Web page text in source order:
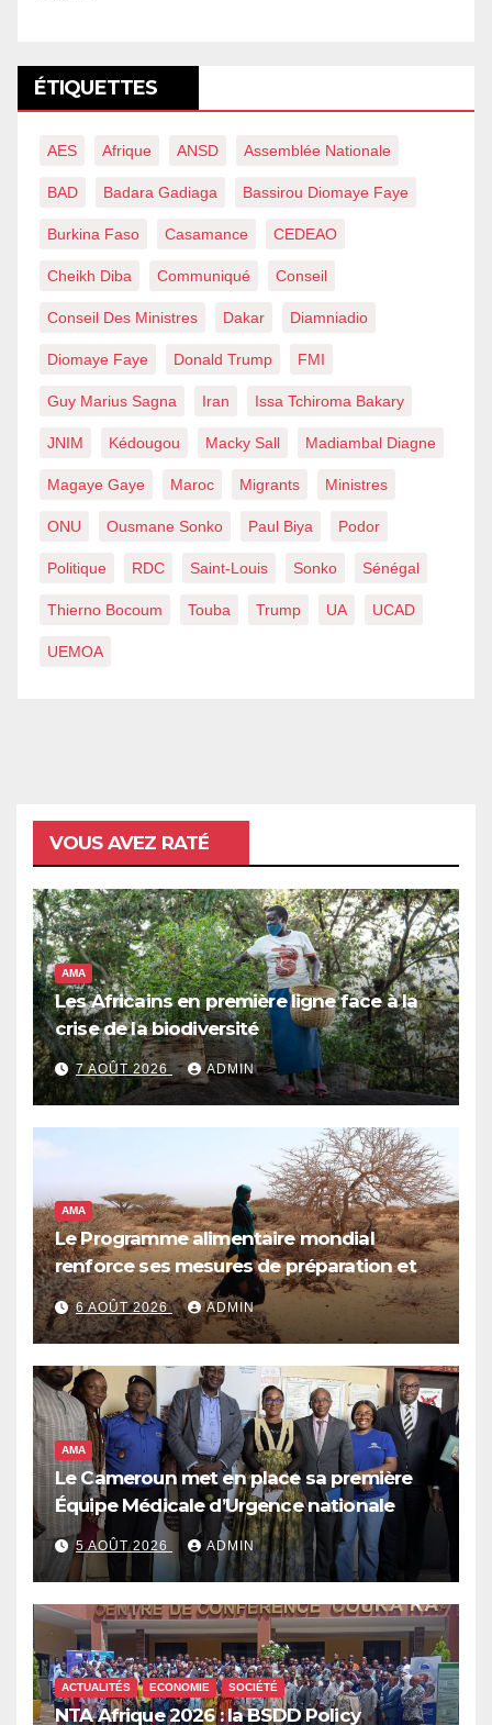
ÉTIQUETTES
AES Afrique ANSD Assemblée Nationale
BAD Badara Gadiaga Bassirou Diomaye Faye
Burkina Faso Casamance CEDEAO
Cheikh Diba Communiqué Conseil
Conseil Des Ministres Dakar Diamniadio
Diomaye Faye Donald Trump FMI
Guy Marius Sagna Iran Issa Tchiroma Bakary
JNIM Kédougou Macky Sall Madiambal Diagne
Magaye Gaye Maroc Migrants Ministres
ONU Ousmane Sonko Paul Biya Podor
Politique RDC Saint-Louis Sonko Sénégal
Thierno Bocoum Touba Trump UA UCAD
UEMOA
VOUS AVEZ RATÉ
AMA
Les Africains en première ligne face à la
crise de la biodiversité
7 AOÛT 2026 ADMIN
AMA
Le Programme alimentaire mondial
renforce ses mesures de préparation et
de réponse face à la menace d’El Niño,
qui pourrait plonger des dizaines de
millions de personnes dans l’insécurité
alimentaire aiguë
6 AOÛT 2026 ADMIN
AMA
Le Cameroun met en place sa première
Équipe Médicale d’Urgence nationale
5 AOÛT 2026 ADMIN
ACTUALITÉS ECONOMIE SOCIÉTÉ
NTA Afrique 2026 : la BSDD Policy